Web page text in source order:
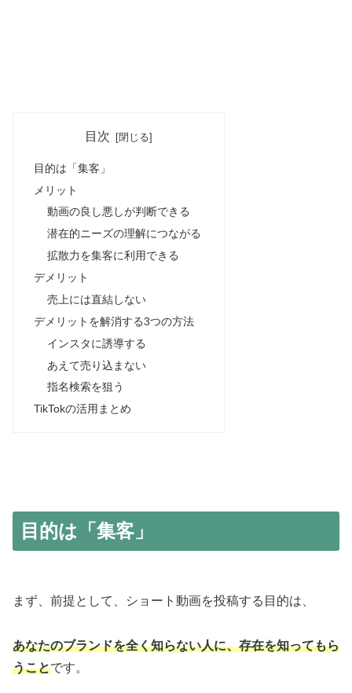
目次
目的は「集客」
メリット
動画の良し悪しが判断できる
潜在的ニーズの理解につながる
拡散力を集客に利用できる
デメリット
売上には直結しない
デメリットを解消する3つの方法
インスタに誘導する
あえて売り込まない
指名検索を狙う
TikTokの活用まとめ
目的は「集客」
まず、前提として、ショート動画を投稿する目的は、
あなたのブランドを全く知らない人に、存在を知ってもら
うことです。